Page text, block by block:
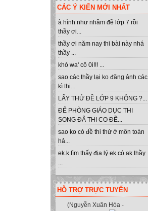
CÁC Ý KIẾN MỚI NHẤT
à hình như nhầm đề lớp 7 rồi
thầy ơi...
thầy ơi năm nay thi bài này nhá
thầy ...
khó wa' cô 0i!!! ...
sao các thầy lại ko đăng ảnh các
kì thi...
LẤY THỬ ĐỀ LỚP 9 KHÔNG ?...
ĐỂ PHÒNG GIÁO DỤC THI
SONG ĐÃ THI CO ĐỀ...
sao ko có đề thi thử ở môn toán
hả...
ek.k tìm thấy địa lý ek có ak thầy
...
HỖ TRỢ TRỰC TUYẾN
(Nguyễn Xuân Hóa -